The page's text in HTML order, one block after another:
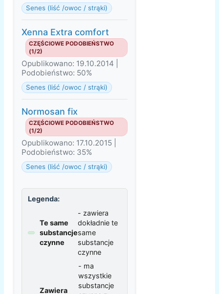
Senes (liść /owoc / strąki)
Xenna Extra comfort
CZĘŚCIOWE PODOBIEŃSTWO
(1/2)
Opublikowano: 19.10.2014 |
Podobieństwo: 50%
Senes (liść /owoc / strąki)
Normosan fix
CZĘŚCIOWE PODOBIEŃSTWO
(1/2)
Opublikowano: 17.10.2015 |
Podobieństwo: 35%
Senes (liść /owoc / strąki)
Legenda:
Te same
substancje
czynne
- zawiera
dokładnie te
same
substancje
czynne
Zawiera
- ma
wszystkie
substancje